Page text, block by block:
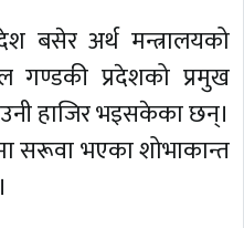
बसेर अर्थ मन्त्रालयको
गण्डकी प्रदेशको प्रमुख
हाजिर भइसकेका छन्।
सरूवा भएका शोभाकान्त